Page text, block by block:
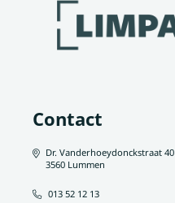
Contact
Dr. Vanderhoeydonckstraat 40
3560 Lummen
013 52 12 13